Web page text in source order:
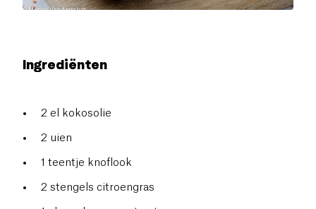
Ingrediënten
2 el kokosolie
2 uien
1 teentje knoflook
2 stengels citroengras